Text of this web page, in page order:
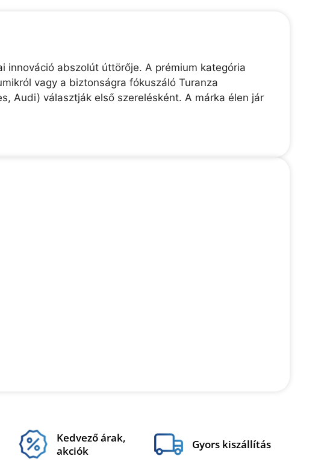
innováció abszolút úttörője. A prémium kategória
vagy a biztonságra fókuszáló Turanza
Audi) választják első szerelésként. A márka élen jár
Kedvező árak,
akciók
Gyors kiszállítás